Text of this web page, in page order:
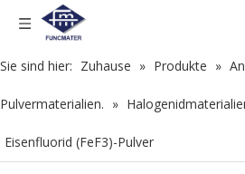
Sie sind hier: Zuhause » Produkte »
Pulvermaterialien. »
Eisenfluorid (FeF3)-Pulver